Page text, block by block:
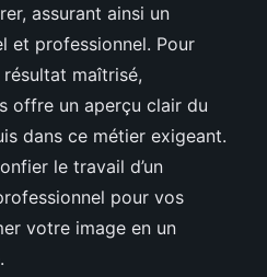
assurant ainsi un
et professionnel. Pour
maîtrisé,
offre un aperçu clair du
dans ce métier exigeant.
le travail d’un
pour vos
votre image en un